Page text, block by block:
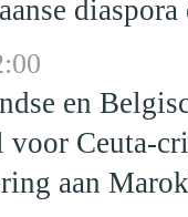
diaspora
en
voor Ceuta-
aan